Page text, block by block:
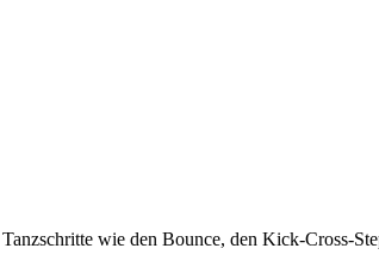
wie den Bounce, den Kick-Cross-